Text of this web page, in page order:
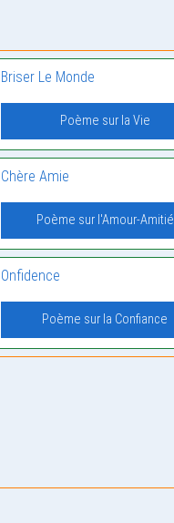
Briser Le Monde
Poème sur la Vie
Chère Amie
Poème sur l'Amour-Amitié
Onfidence
Poème sur la Confiance